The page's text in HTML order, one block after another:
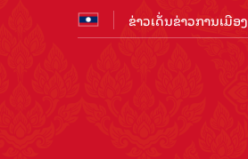
ຂ່າວເດັ່ນຂ່າວການເມືອງ